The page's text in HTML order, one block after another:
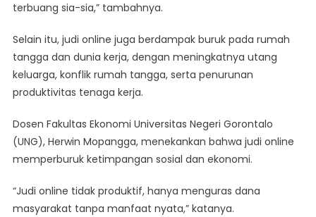
terbuang sia-sia,” tambahnya.
Selain itu, judi online juga berdampak buruk pada rumah
tangga dan dunia kerja, dengan meningkatnya utang
keluarga, konflik rumah tangga, serta penurunan
produktivitas tenaga kerja.
Dosen Fakultas Ekonomi Universitas Negeri Gorontalo
(UNG), Herwin Mopangga, menekankan bahwa judi online
memperburuk ketimpangan sosial dan ekonomi.
“Judi online tidak produktif, hanya menguras dana
masyarakat tanpa manfaat nyata,” katanya.